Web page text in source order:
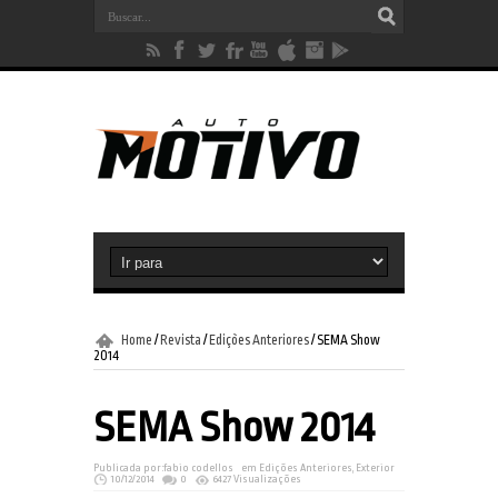
Home / Revista / Edições Anteriores/SEMA Show
2014
SEMA Show 2014
Publicada por:fabio codellos em Edições Anteriores, Exterior
10/12/2014
0 6427 Visualizações